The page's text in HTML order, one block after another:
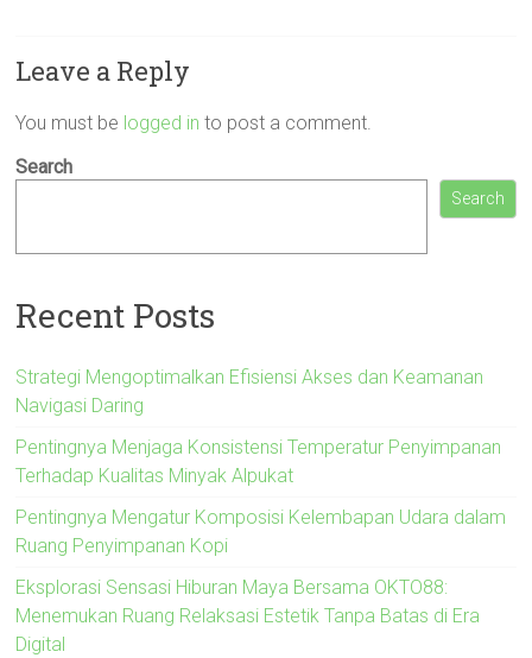
Leave a Reply
You must be logged in to post a comment.
Search
Search
Recent Posts
Strategi Mengoptimalkan Efisiensi Akses dan Keamanan
Navigasi Daring
Pentingnya Menjaga Konsistensi Temperatur Penyimpanan
Terhadap Kualitas Minyak Alpukat
Pentingnya Mengatur Komposisi Kelembapan Udara dalam
Ruang Penyimpanan Kopi
Eksplorasi Sensasi Hiburan Maya Bersama OKTO88:
Menemukan Ruang Relaksasi Estetik Tanpa Batas di Era
Digital